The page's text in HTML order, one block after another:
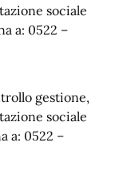
sociale
a: 0522 –
gestione,
sociale
a: 0522 –